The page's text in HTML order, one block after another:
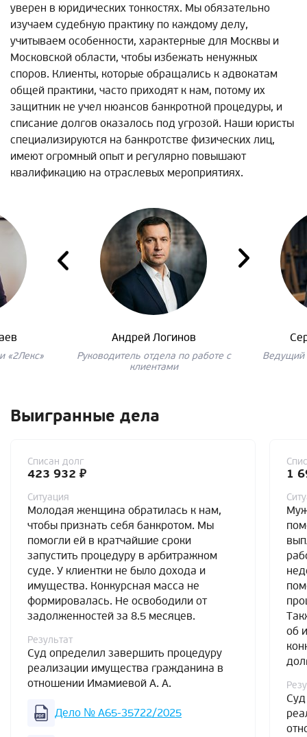
уверен в юридических тонкостях. Мы обязательно
изучаем судебную практику по каждому делу,
учитываем особенности, характерные для Москвы и
Московской области, чтобы избежать ненужных
споров. Клиенты, которые обращались к адвокатам
общей практики, часто приходят к нам, потому их
защитник не учел нюансов банкротной процедуры, и
списание долгов оказалось под угрозой. Наши юристы
специализируются на банкротстве физических лиц,
имеют огромный опыт и регулярно повышают
квалификацию на отраслевых мероприятиях.
«2Лекс»
Андрей Логинов
Руководитель отдела по работе с
клиентами
Ведущий
Выигранные дела
Списан долг
423 932 ₽
Ситуация
Молодая женщина обратилась к нам,
чтобы признать себя банкротом. Мы
помогли ей в кратчайшие сроки
запустить процедуру в арбитражном
суде. У клиентки не было дохода и
имущества. Конкурсная масса не
формировалась. Не освободили от
задолженностей за 8.5 месяцев.
Результат
Суд определил завершить процедуру
реализации имущества гражданина в
отношении Имамиевой А. А.
Дело № А65-35722/2025
1
об